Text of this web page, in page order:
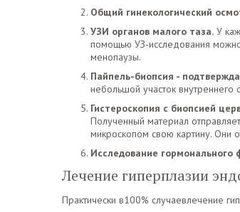
Общий гинекологический
УЗИ органов малого таза. У
помощью УЗ-исследования
менопаузы.
Пайпель-биопсия -
небольшой участок внутреннего
Гистероскопия с биопсией
Полученный материал
микроскопом свою картину. Они
Исследование гормонального
Лечение гиперплазии
Практически в100% случаевлечение